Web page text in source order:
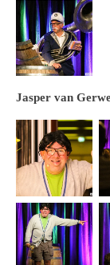
Jasper van